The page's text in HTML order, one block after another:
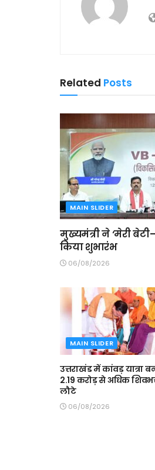
Related Posts
MAIN SLIDER
मुख्यमंत्री ने ‘मेरी
किया शुभारंभ
06/08/2026
MAIN SLIDER
उत्तराखंड में कांवड़ यात्रा
2.19 करोड़ से अधिक
लौटे
06/08/2026